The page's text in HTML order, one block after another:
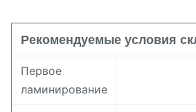
Рекомендуемые условия
Первое
ламинирование